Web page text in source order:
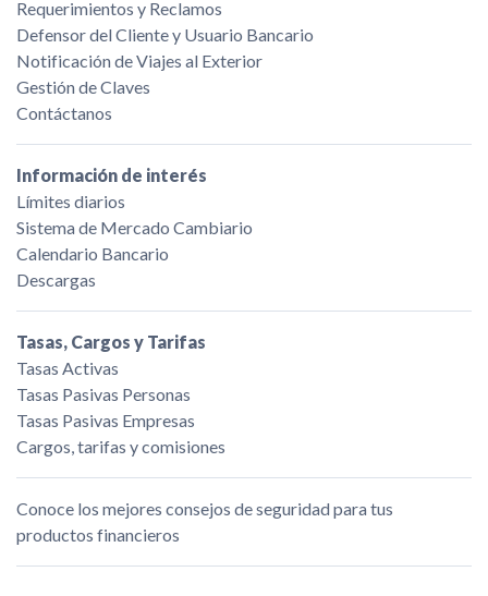
Requerimientos y Reclamos
Defensor del Cliente y Usuario Bancario
Notificación de Viajes al Exterior
Gestión de Claves
Contáctanos
Información de interés
Límites diarios
Sistema de Mercado Cambiario
Calendario Bancario
Descargas
Tasas, Cargos y Tarifas
Tasas Activas
Tasas Pasivas Personas
Tasas Pasivas Empresas
Cargos, tarifas y comisiones
Conoce los mejores consejos de seguridad para tus
productos financieros